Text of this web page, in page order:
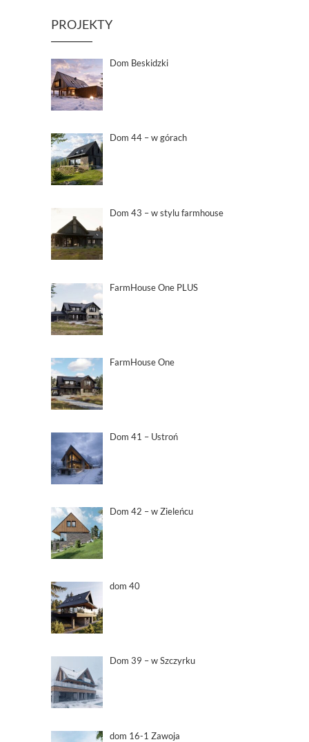
PROJEKTY
Dom Beskidzki
Dom 44 – w górach
Dom 43 – w stylu farmhouse
FarmHouse One PLUS
FarmHouse One
Dom 41 – Ustroń
Dom 42 – w Zieleńcu
dom 40
Dom 39 – w Szczyrku
dom 16-1 Zawoja